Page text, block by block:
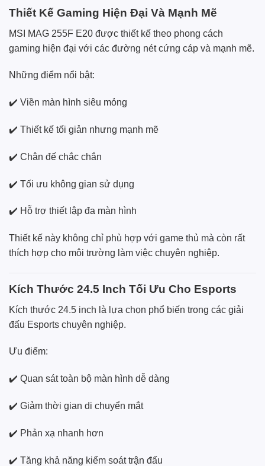
Thiết Kế Gaming Hiện Đại Và Mạnh Mẽ
MSI MAG 255F E20 được thiết kế theo phong cách
gaming hiện đại với các đường nét cứng cáp và mạnh mẽ.
Những điểm nổi bật:
✔️ Viền màn hình siêu mỏng
✔️ Thiết kế tối giản nhưng mạnh mẽ
✔️ Chân đế chắc chắn
✔️ Tối ưu không gian sử dụng
✔️ Hỗ trợ thiết lập đa màn hình
Thiết kế này không chỉ phù hợp với game thủ mà còn rất
thích hợp cho môi trường làm việc chuyên nghiệp.
Kích Thước 24.5 Inch Tối Ưu Cho Esports
Kích thước 24.5 inch là lựa chọn phổ biến trong các giải
đấu Esports chuyên nghiệp.
Ưu điểm:
✔️ Quan sát toàn bộ màn hình dễ dàng
✔️ Giảm thời gian di chuyển mắt
✔️ Phản xạ nhanh hơn
✔️ Tăng khả năng kiểm soát trận đấu